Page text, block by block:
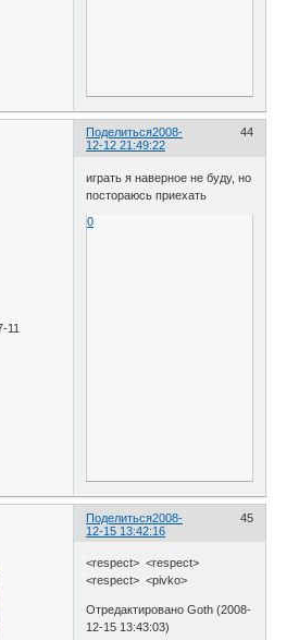
Поделиться 44
2008-
12-12 21:49:22
11
играть я наверное не буду, но
постораюсь приехать
0
Поделиться 45
2008-
12-15 13:42:16
<respect> <respect>
<respect> <pivko>
Отредактировано Goth (2008-
12-15 13:43:03)